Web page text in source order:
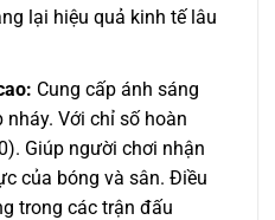
lại hiệu quả kinh tế lâu
Cung cấp ánh sáng
Với chỉ số hoàn
Giúp người chơi nhận
của bóng và sân. Điều
trong các trận đấu